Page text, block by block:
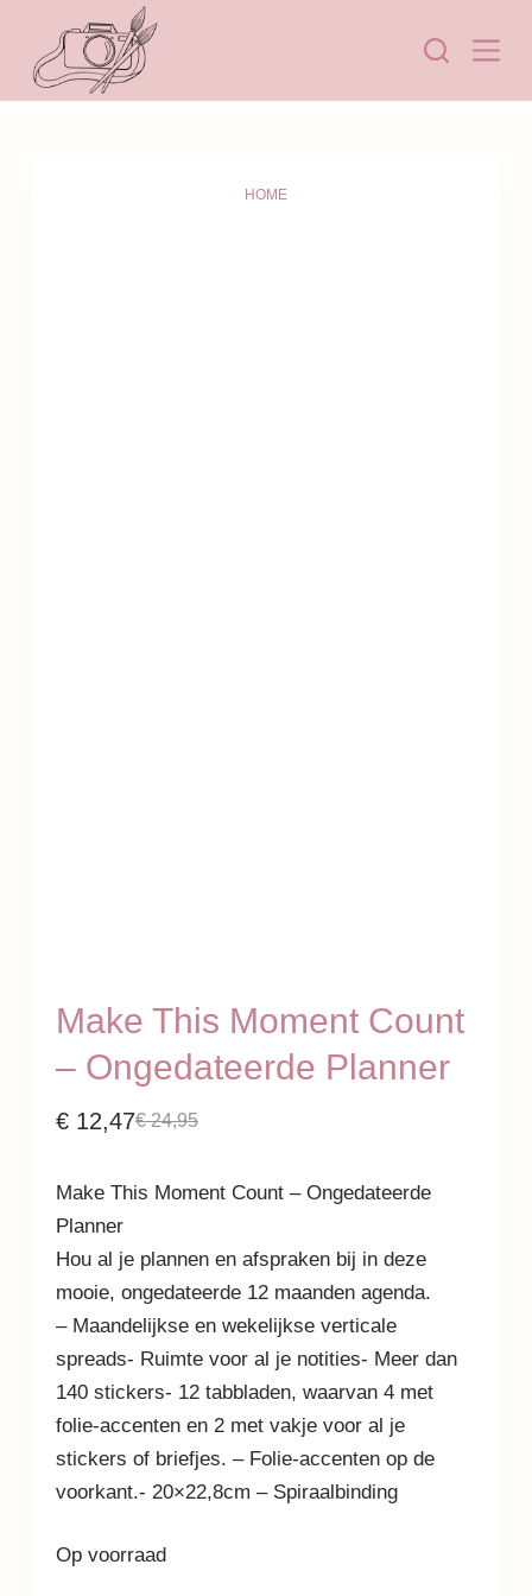
HOME
Make This Moment Count
– Ongedateerde Planner
€24,95
€12,47
Make This Moment Count – Ongedateerde
Planner
Hou al je plannen en afspraken bij in deze
mooie, ongedateerde 12 maanden agenda.
– Maandelijkse en wekelijkse verticale
spreads- Ruimte voor al je notities- Meer dan
140 stickers- 12 tabbladen, waarvan 4 met
folie-accenten en 2 met vakje voor al je
stickers of briefjes. – Folie-accenten op de
voorkant.- 20×22,8cm – Spiraalbinding
Op voorraad